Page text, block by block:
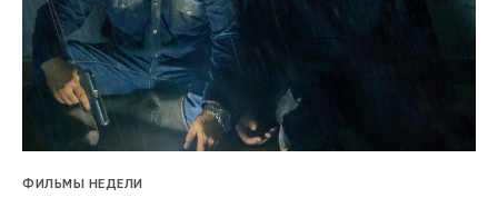
ФИЛЬМЫ НЕДЕЛИ